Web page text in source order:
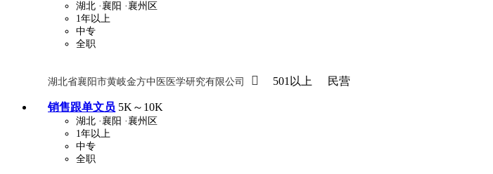
员工旅游 高温补贴
湖北 ·襄阳 ·襄州区
1年以上
中专
全职
湖北省襄阳市黄岐金方中医医学研究有限公司  501以上
民营
销售跟单文员 5K～10K
湖北 ·襄阳 ·襄州区
1年以上
中专
全职